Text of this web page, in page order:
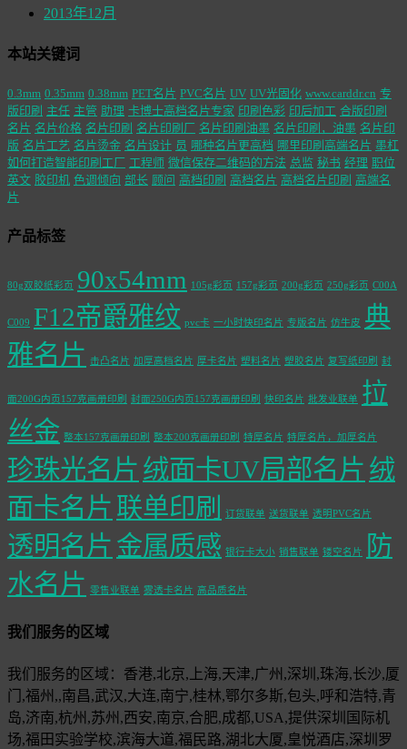
2013年12月
本站关键词
0.3mm 0.35mm 0.38mm PET名片 PVC名片 UV UV光固化 www.carddr.cn 专
版印刷 主任 主管 助理 卡博士高档名片专家 印刷色彩 印后加工 合版印刷
名片 名片价格 名片印刷 名片印刷厂 名片印刷油墨 名片印刷，油墨 名片印
版 名片工艺 名片烫金 名片设计 员 哪种名片更高档 哪里印刷高端名片 墨杠
如何打造智能印刷工厂 工程师 微信保存二维码的方法 总监 秘书 经理 职位
英文 胶印机 色调倾向 部长 顾问 高档印刷 高档名片 高档名片印刷 高端名
片
产品标签
80g双胶纸彩页 90x54mm 105g彩页 157g彩页 200g彩页 250g彩页 C00A
C009 F12帝爵雅纹 pvc卡 一小时快印名片 专版名片 仿牛皮 典
雅名片 击凸名片 加厚高档名片 厚卡名片 塑料名片 塑胶名片 复写纸印刷 封
面200G内页157克画册印刷 封面250G内页157克画册印刷 快印名片 批发业联单 拉
丝金 整本157克画册印刷 整本200克画册印刷 特厚名片 特厚名片，加厚名片
珍珠光名片 绒面卡UV局部名片 绒
面卡名片 联单印刷 订货联单 送货联单 透明PVC名片
透明名片 金属质感 银行卡大小 销售联单 镂空名片
防
水名片 零售业联单 雾透卡名片 高品质名片
我们服务的区域
我们服务的区域：香港,北京,上海,天津,广州,深圳,珠海,长沙,厦
门,福州,,南昌,武汉,大连,南宁,桂林,鄂尔多斯,包头,呼和浩特,青
岛,济南,杭州,苏州,西安,南京,合肥,成都,USA,提供深圳国际机
场,福田实验学校,滨海大道,福民路,湖北大厦,皇悦酒店,深圳罗